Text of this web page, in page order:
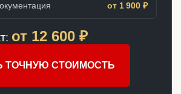
от 1 900 ₽
от 12 600 ₽
ТОЧНУЮ СТОИМОСТЬ